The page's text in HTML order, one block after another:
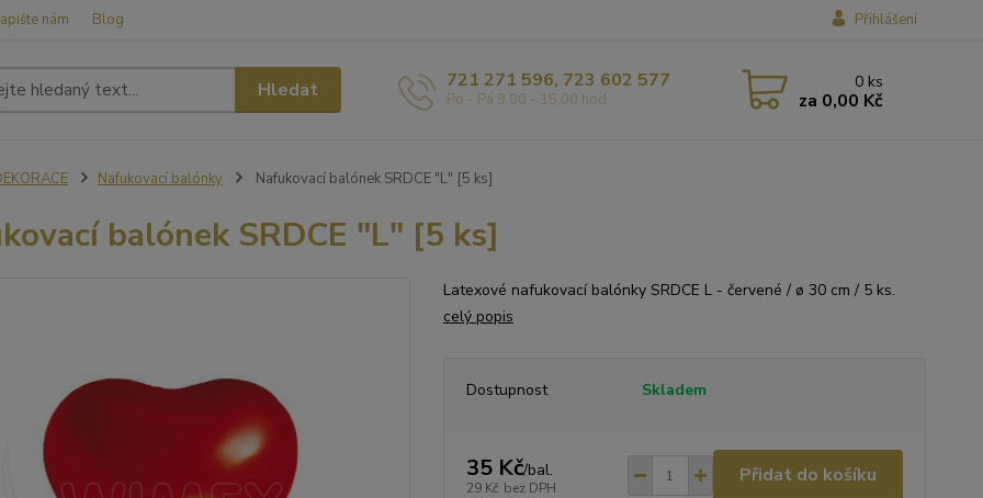
nám Blog Přihlášení
Hledat 721 271 596, 723 602 577
Po - Pá 9,00 - 15,00 hod
0 ks
za 0,00 Kč
Nafukovací balónky Nafukovací balónek SRDCE "L" [5 ks]
balónek SRDCE "L" [5 ks]
Latexové nafukovací balónky SRDCE L - červené / ø 30 cm / 5 ks.
celý popis
Dostupnost Skladem
35 Kč/bal.
29 Kč bez DPH
Přidat do košíku